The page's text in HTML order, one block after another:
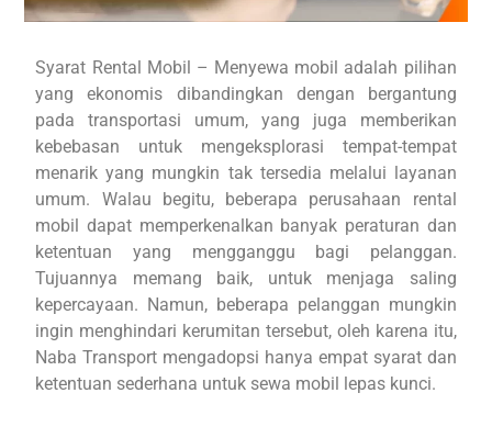
Syarat Rental Mobil – Menyewa mobil adalah pilihan
yang ekonomis dibandingkan dengan bergantung
pada transportasi umum, yang juga memberikan
kebebasan untuk mengeksplorasi tempat-tempat
menarik yang mungkin tak tersedia melalui layanan
umum. Walau begitu, beberapa perusahaan rental
mobil dapat memperkenalkan banyak peraturan dan
ketentuan yang mengganggu bagi pelanggan.
Tujuannya memang baik, untuk menjaga saling
kepercayaan. Namun, beberapa pelanggan mungkin
ingin menghindari kerumitan tersebut, oleh karena itu,
Naba Transport mengadopsi hanya empat syarat dan
ketentuan sederhana untuk sewa mobil lepas kunci.